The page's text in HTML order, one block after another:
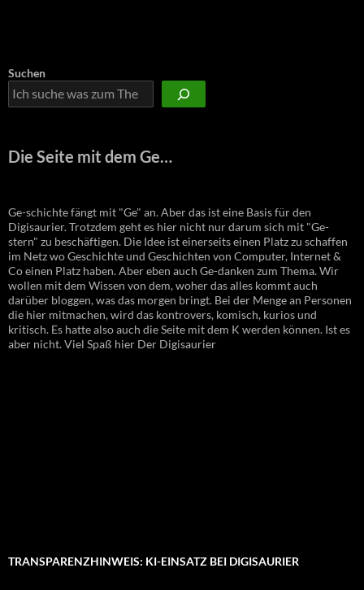
Suchen
Die Seite mit dem Ge…
Ge-schichte fängt mit "Ge" an. Aber das ist eine Basis für den
Digisaurier. Trotzdem geht es hier nicht nur darum sich mit "Ge-
stern" zu beschäftigen. Die Idee ist einerseits einen Platz zu schaffen
im Netz wo Geschichte und Geschichten von Computer, Internet &
Co einen Platz haben. Aber eben auch Ge-danken zum Thema. Wir
wollen mit dem Wissen von dem, woher das alles kommt auch
darüber bloggen, was das morgen bringt. Bei der Menge an Personen
die hier mitmachen, wird das kontrovers, komisch, kurios und
kritisch. Es hatte also auch die Seite mit dem K werden können. Ist es
aber nicht. Viel Spaß hier Der Digisaurier
TRANSPARENZHINWEIS: KI-EINSATZ BEI DIGISAURIER